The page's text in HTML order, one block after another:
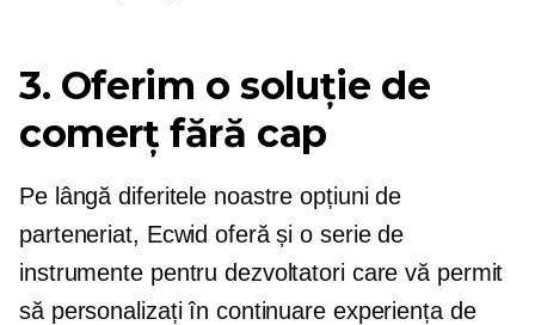
3. Oferim o soluție de
comerț fără cap
Pe lângă diferitele noastre opțiuni de
parteneriat, Ecwid oferă și o serie de
instrumente pentru dezvoltatori care vă permit
să personalizați în continuare experiența de